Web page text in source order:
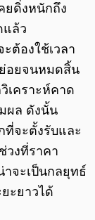
ยดิ่งหนักถึง
แล้ว
ต้องใช้เวลา
อยจนหมดสิ้น
เคราะห์คาด
ผล ดังนั้น
ที่จะตั้งรับและ
วงที่ราคา
าจะเป็นกลยุทธ์
ะยาวได้